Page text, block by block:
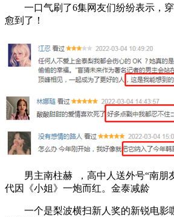
一口气刷了6集网友们纷纷表示，穿
愈到了！
男主南柱赫 ，高中人送外号“南朋
代因《小姐》一炮而红。金泰减龄
一个是梨波横扫新人奖的新锐电影